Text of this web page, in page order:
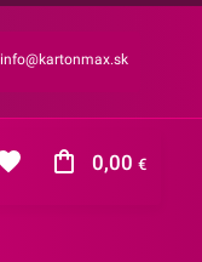
info@kartonmax.sk
0,00€